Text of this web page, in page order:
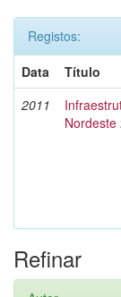
Registos:
Data
Título
2011
Nordeste
Refinar